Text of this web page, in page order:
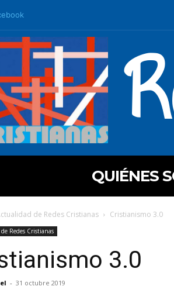
QUIÉNES
de Redes Cristianas Cristianismo 3.0
Redes Cristianas
3.0
- 31 octubre 2019